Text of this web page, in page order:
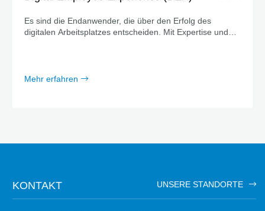
Es sind die Endanwender, die über den Erfolg des
digitalen Arbeitsplatzes entscheiden. Mit Expertise und
Mehr erfahren
KONTAKT UNSERE STANDORTE